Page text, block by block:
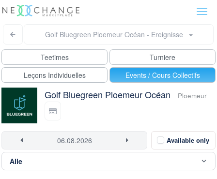
Golf Bluegreen Ploemeur Océan - Ereignisse
Teetimes
Turniere
Leçons Individuelles
Events / Cours Collectifs
Golf Bluegreen Ploemeur Océan Ploemeur
Available only